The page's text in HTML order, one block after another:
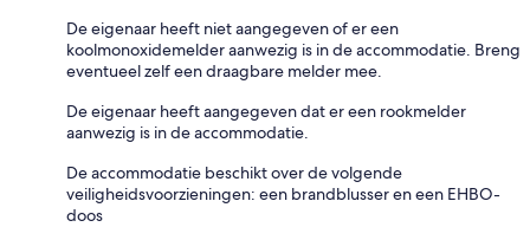
De eigenaar heeft niet aangegeven of er een
koolmonoxidemelder aanwezig is in de accommodatie. Breng
eventueel zelf een draagbare melder mee.
De eigenaar heeft aangegeven dat er een rookmelder
aanwezig is in de accommodatie.
De accommodatie beschikt over de volgende
veiligheidsvoorzieningen: een brandblusser en een EHBO-
doos